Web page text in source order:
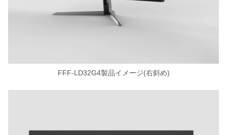
FFF-LD32G4製品イメージ(右斜め)